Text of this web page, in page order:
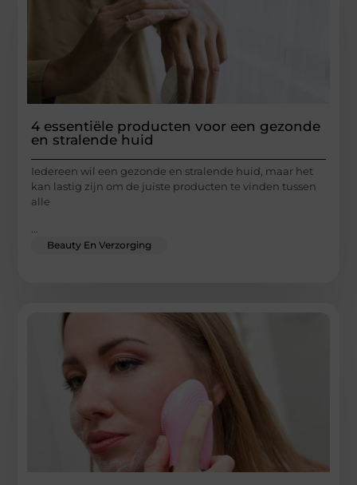
4 essentiële producten voor een gezonde
en stralende huid
Iedereen wil een gezonde en stralende huid, maar het
kan lastig zijn om de juiste producten te vinden tussen
alle
Beauty En Verzorging